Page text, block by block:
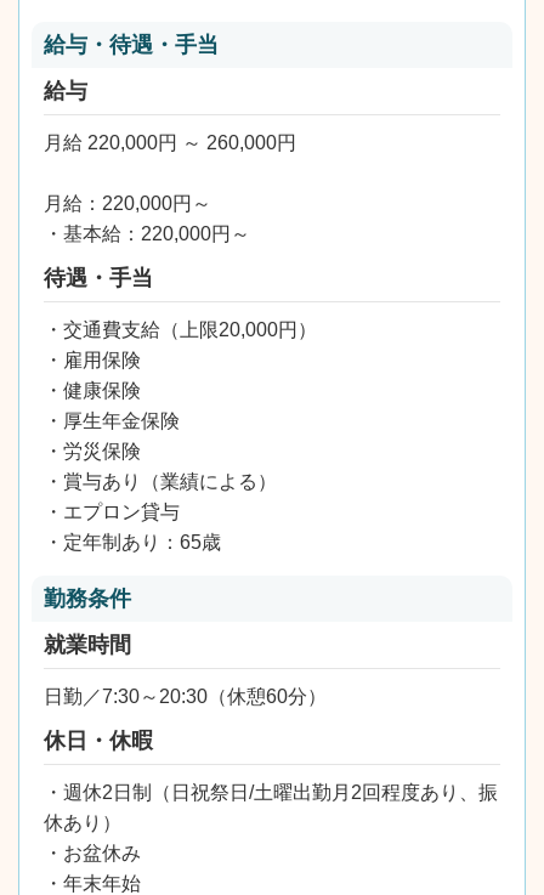
給与・待遇・手当
給与
月給 220,000円 ～ 260,000円
月給：220,000円～
・基本給：220,000円～
待遇・手当
・交通費支給（上限20,000円）
・雇用保険
・健康保険
・厚生年金保険
・労災保険
・賞与あり（業績による）
・エプロン貸与
・定年制あり：65歳
勤務条件
就業時間
日勤／7:30～20:30（休憩60分）
休日・休暇
・週休2日制（日祝祭日/土曜出勤月2回程度あり、振
休あり）
・お盆休み
・年末年始